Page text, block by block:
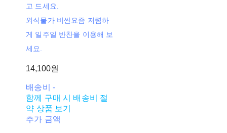
고 드세요.
외식물가 비싼요즘 저렴하
게 일주일 반찬을 이용해 보
세요.
14,100원
배송비 -
함께 구매 시 배송비 절
약 상품 보기
추가 금액